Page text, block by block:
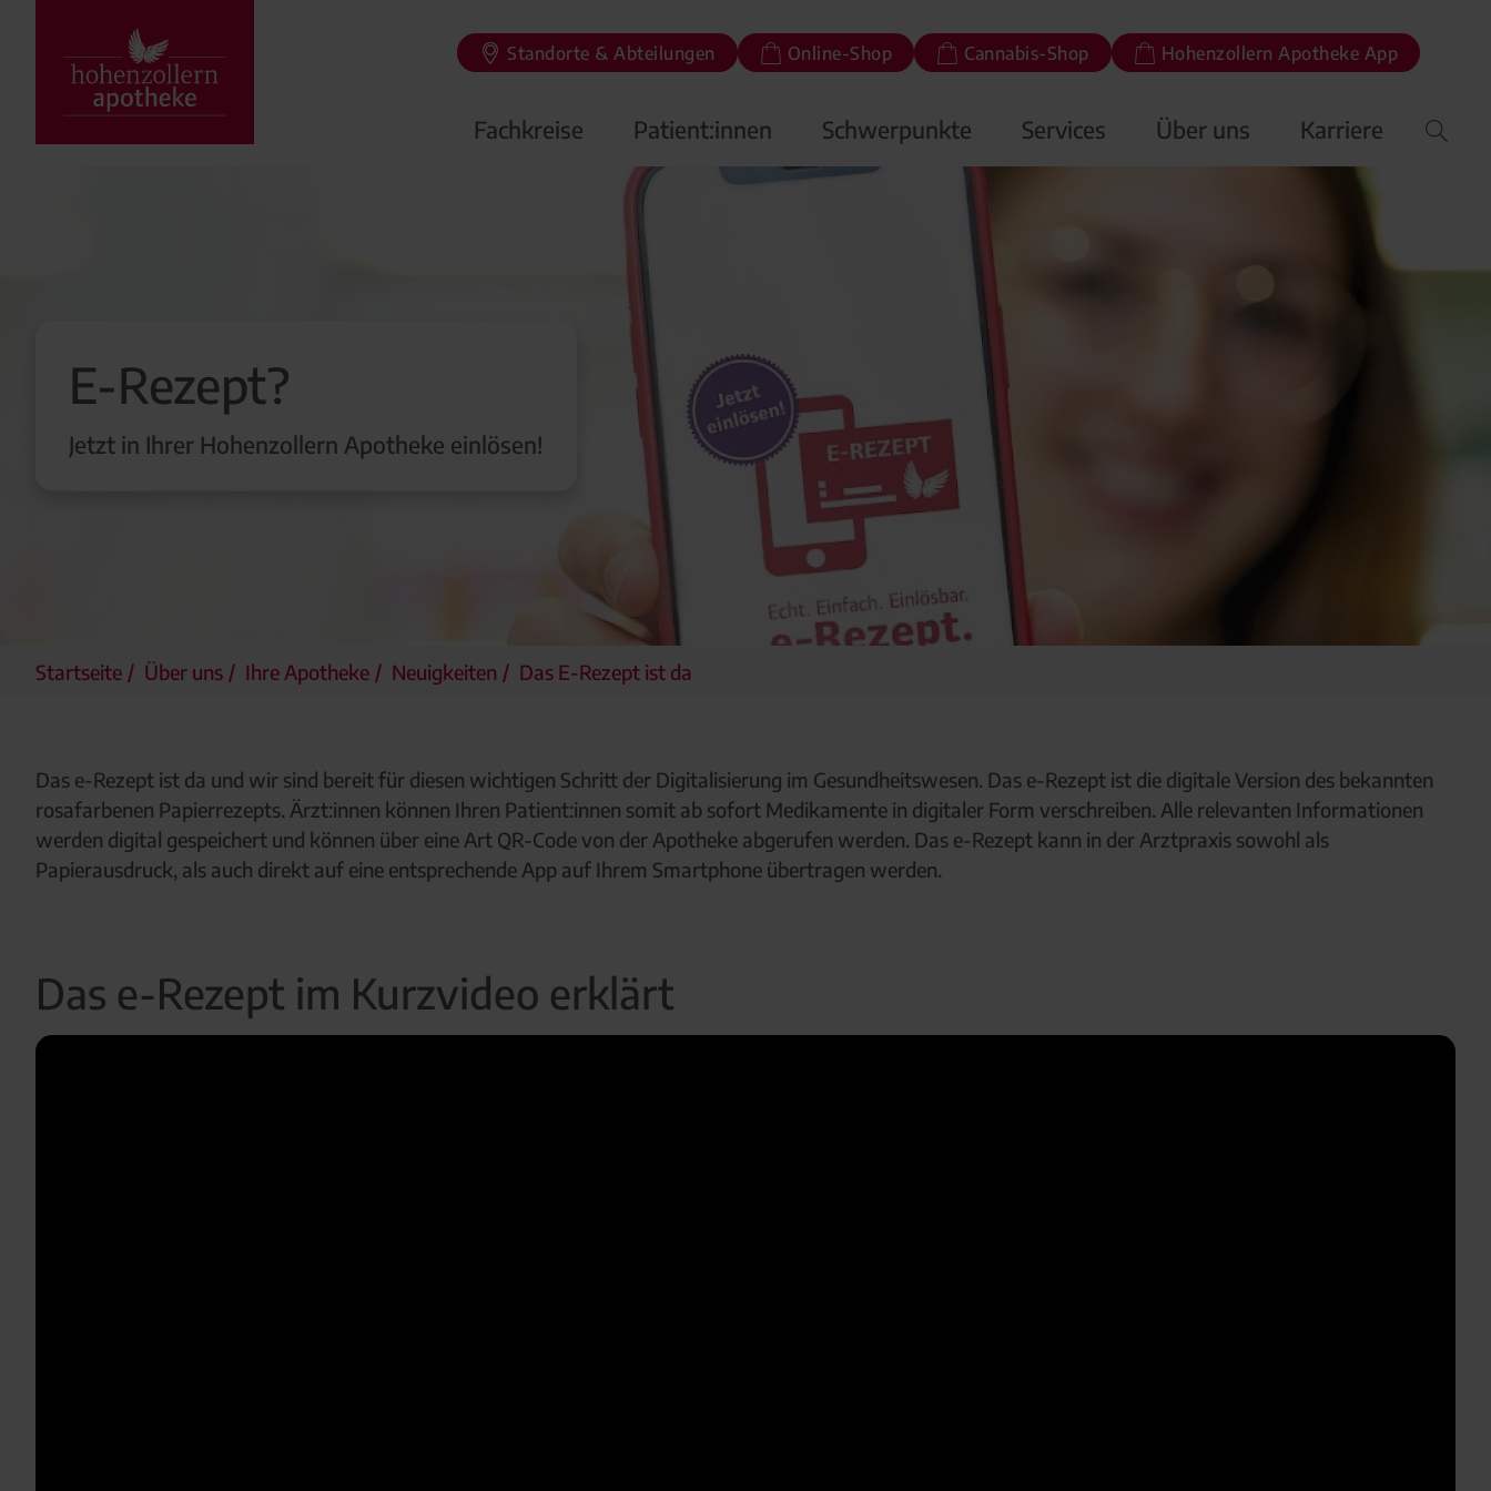
Standorte & Abteilungen Online-Shop Cannabis-Shop Hohenzollern Apotheke App
Fachkreise Patient:innen Schwerpunkte Services Über uns Karriere
E-Rezept?
Jetzt in Ihrer Hohenzollern Apotheke einlösen!
Startseite Über uns Ihre Apotheke Neuigkeiten Das E-Rezept ist da
Das e-Rezept ist da und wir sind bereit für diesen wichtigen Schritt der Digitalisierung im Gesundheitswesen. Das e-Rezept ist die digitale Version des bekannten
rosafarbenen Papierrezepts. Ärzt:innen können Ihren Patient:innen somit ab sofort Medikamente in digitaler Form verschreiben. Alle relevanten Informationen
werden digital gespeichert und können über eine Art QR-Code von der Apotheke abgerufen werden. Das e-Rezept kann in der Arztpraxis sowohl als
Papierausdruck, als auch direkt auf eine entsprechende App auf Ihrem Smartphone übertragen werden.
Das e-Rezept im Kurzvideo erklärt